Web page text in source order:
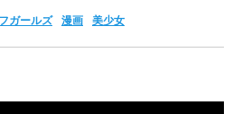
ガールズ 漫画 美少女